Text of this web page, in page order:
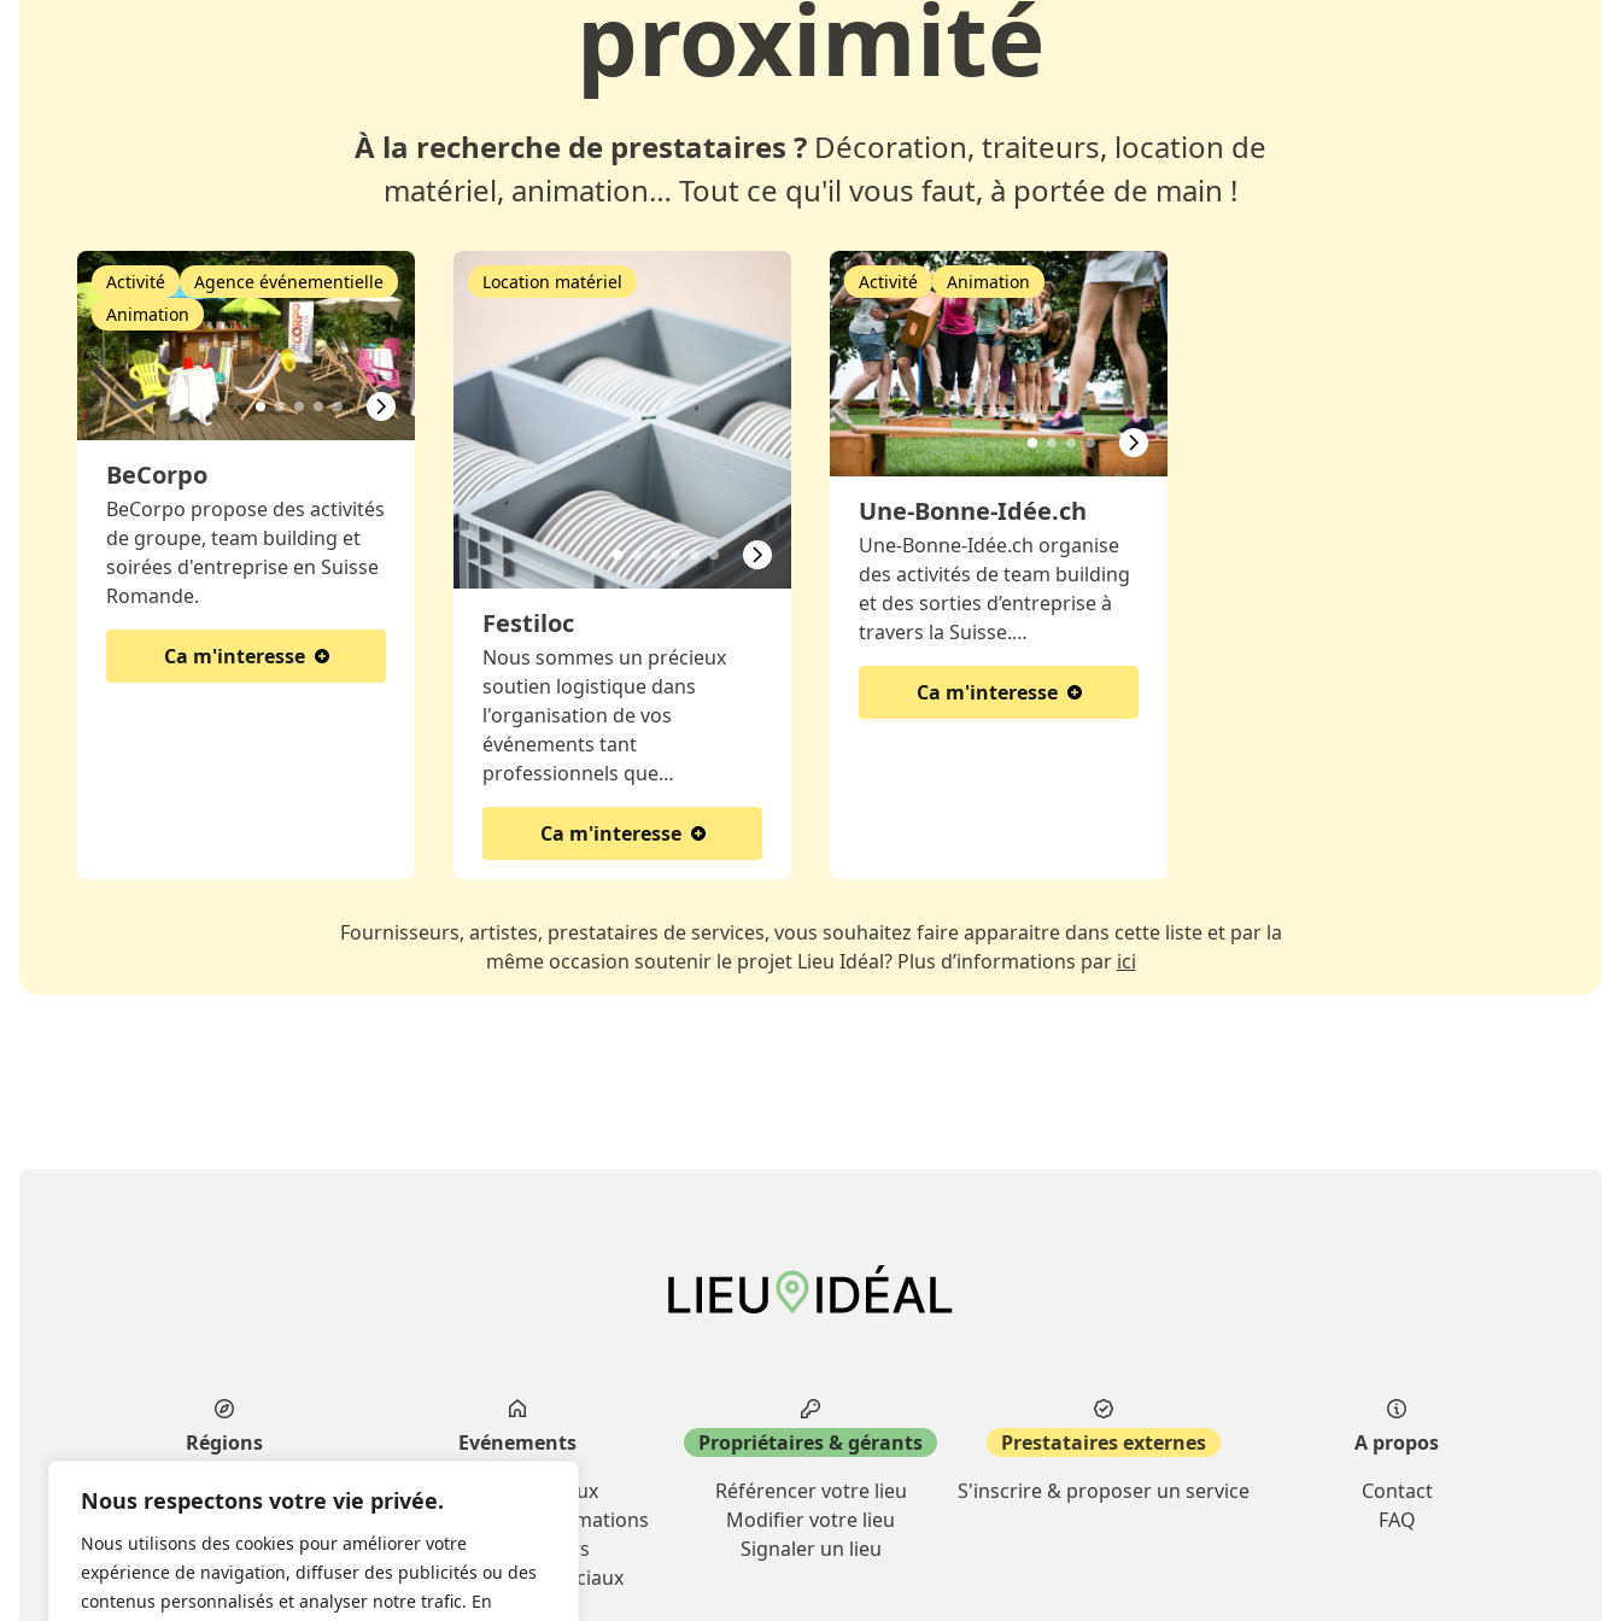
Nous respectons votre vie privée.
Nous utilisons des cookies pour améliorer votre
expérience de navigation, diffuser des publicités ou des
contenus personnalisés et analyser notre trafic. En
proximité
À la recherche de prestataires ? Décoration, traiteurs, location de
matériel, animation… Tout ce qu'il vous faut, à portée de main !
BeCorpo
Activité
Agence événementielle
Animation
BeCorpo propose des activités
de groupe, team building et
soirées d'entreprise en Suisse
Romande.
Ca m'interesse
Festiloc
Location matériel
Nous sommes un précieux
soutien logistique dans
l'organisation de vos
événements tant
professionnels que…
Ca m'interesse
Une-Bonne-Idée.ch
Activité Animation
Une-Bonne-Idée.ch organise
des activités de team building
et des sorties d’entreprise à
travers la Suisse.…
Ca m'interesse
Fournisseurs, artistes, prestataires de services, vous souhaitez faire apparaitre dans cette liste et par la
même occasion soutenir le projet Lieu Idéal? Plus d’informations par ici
Régions
Genève
Fribourg
Valais
Neuchâtel
Evénements
Privés & familiaux
Professionnels & formations
Culture & loisirs
Publics & commerciaux
Propriétaires & gérants
Référencer votre lieu
Modifier votre lieu
Signaler un lieu
Prestataires externes
S'inscrire & proposer un service
A propos
Contact
FAQ